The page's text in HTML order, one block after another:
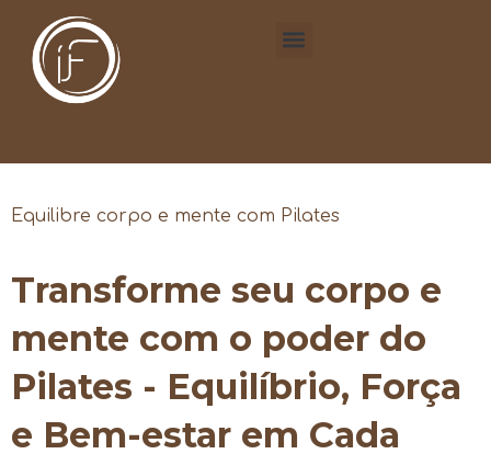
Equilibre corpo e mente com Pilates
Transforme seu corpo e
mente com o poder do
Pilates - Equilíbrio, Força
e Bem-estar em Cada